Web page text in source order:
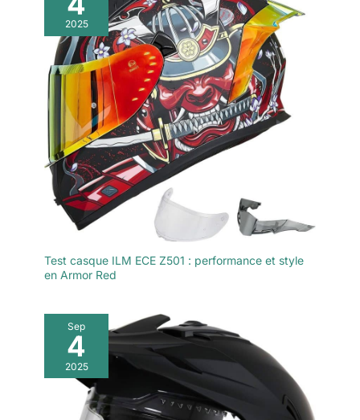
2025
Test casque ILM ECE Z501 : performance et style
en Armor Red
Sep
4
2025